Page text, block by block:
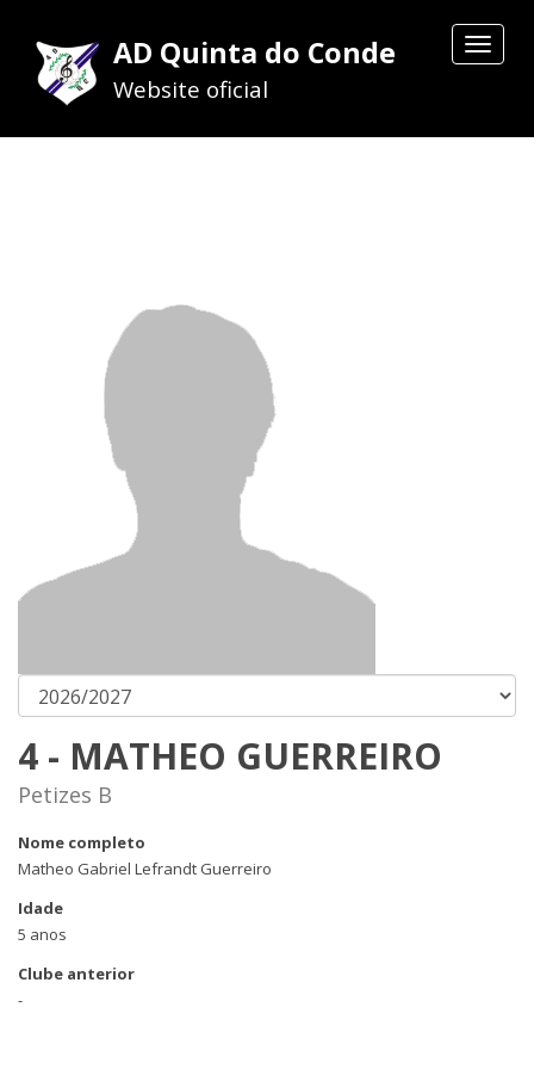
Toggle
AD Quinta do Conde
Website oficial
4 - MATHEO GUERREIRO
Petizes B
Nome completo
Matheo Gabriel Lefrandt Guerreiro
Idade
5 anos
Clube anterior
-